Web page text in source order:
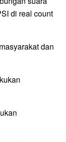
di real count
dan